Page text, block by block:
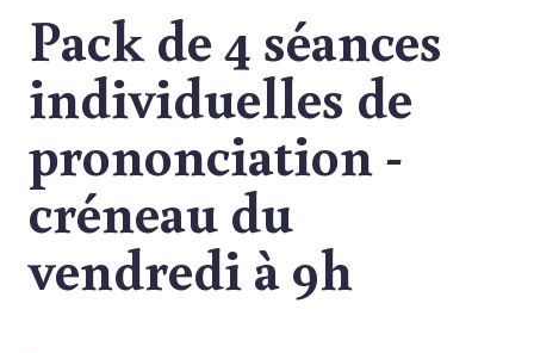
Pack de 4 séances
individuelles de
prononciation -
créneau du
vendredi à 9h